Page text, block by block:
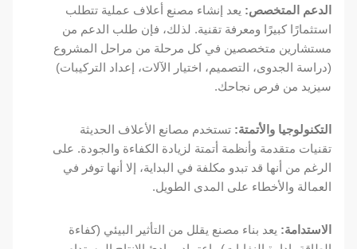
الدعم المتخصص: يعد إنشاء مصنع أعلاف عملية تتطلب
استثمارًا كبيرًا ومعرفة تقنية. لذلك، فإن طلب الدعم من
مستشارين متخصصين في كل مرحلة من مراحل المشروع
(دراسة الجدوى، التصميم، اختيار الآلات، إعداد التركيبات)
سيزيد من فرص نجاحك.
التكنولوجيا والأتمتة: تستخدم مصانع الأعلاف الحديثة
تقنيات متقدمة وأنظمة أتمتة لزيادة الكفاءة والجودة. على
الرغم من أنها قد تبدو مكلفة في البداية، إلا أنها توفر في
العمالة والأخطاء على المدى الطويل.
الاستدامة: يعد بناء مصنع يقلل من التأثير البيئي (كفاءة